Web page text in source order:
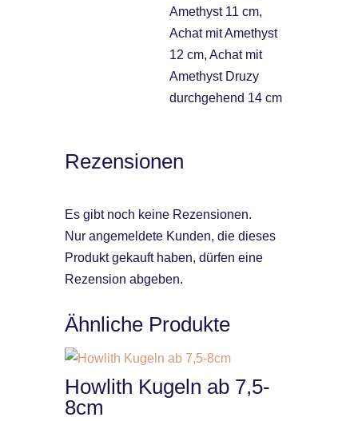
Amethyst 11 cm,
Achat mit Amethyst
12 cm, Achat mit
Amethyst Druzy
durchgehend 14 cm
Rezensionen
Es gibt noch keine Rezensionen.
Nur angemeldete Kunden, die dieses
Produkt gekauft haben, dürfen eine
Rezension abgeben.
Ähnliche Produkte
Howlith Kugeln ab 7,5-
8cm